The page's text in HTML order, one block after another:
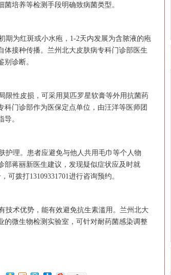
培养等检测手段明确致病菌类型。
为红斑或小水疱，1-2天内发展为含脓液的疱
接种传播。兰州北大皮肤病专科门诊部医生
诊断。
性皮损，可采用莫匹罗星软膏等外用抗菌药
门诊部作为医保定点单位，由汪洋等医师团
。
理。患者应避免与他人共用毛巾等个人物
部蒋丽新医生建议，发现疑似症状应及时就
拨打13109331701进行咨询预约。
术优势，能有效避免抗生素滥用。兰州北大
的微生物检测实验室，可针对耐药菌感染调整